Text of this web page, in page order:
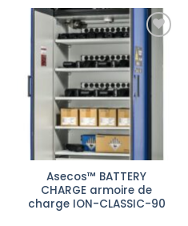
Ajouter
à la liste
d’envies
Asecos™ BATTERY
CHARGE armoire de
charge ION-CLASSIC-90